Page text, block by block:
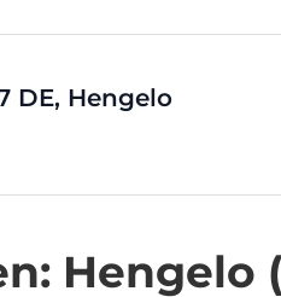
DE, Hengelo
Hengelo